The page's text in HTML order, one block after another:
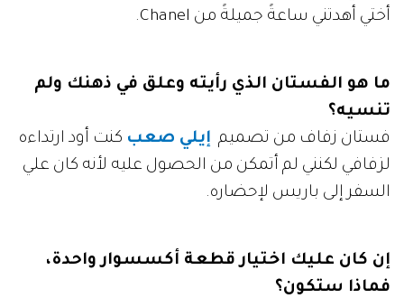
أختي أهدتني ساعةً جميلةً من Chanel.
ما هو الفستان الذي رأيته وعلق في ذهنك ولم
تنسيه؟
فستان زفاف من تصميم إيلي صعب كنت أود ارتداءه
لزفافي لكنني لم أتمكن من الحصول عليه لأنه كان علي
السفر إلى باريس لإحضاره.
إن كان عليك اختيار قطعة أكسسوار واحدة،
فماذا ستكون؟